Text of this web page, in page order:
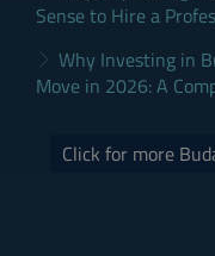
Sense to Hire a
Why Investing in
Move in 2026: A
Click for more